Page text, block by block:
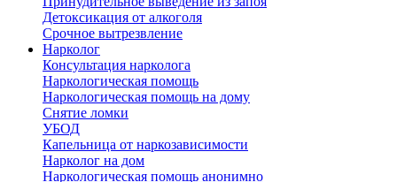
Детоксикация от алкоголя
Срочное вытрезвление
Нарколог
Консультация нарколога
Наркологическая помощь
Наркологическая помощь на дому
Снятие ломки
УБОД
Капельница от наркозависимости
Нарколог на дом
Наркологическая помощь анонимно